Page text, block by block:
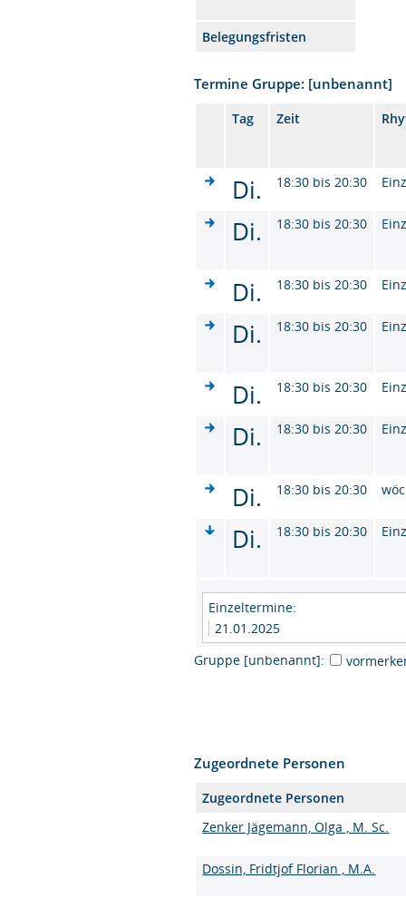
Belegungsfristen
Termine Gruppe: [unbenannt]
Tag Zeit
Di. 18:30 bis 20:30
Di. 18:30 bis 20:30
Di. 18:30 bis 20:30
Di. 18:30 bis 20:30
Di. 18:30 bis 20:30
Di. 18:30 bis 20:30
Di. 18:30 bis 20:30
Di. 18:30 bis 20:30
Einzeltermine:
21.01.2025
Gruppe [unbenannt]:
Zugeordnete Personen
Zugeordnete Personen
Zenker Jägemann, Olga , M. Sc.
Dossin, Fridtjof Florian , M.A.